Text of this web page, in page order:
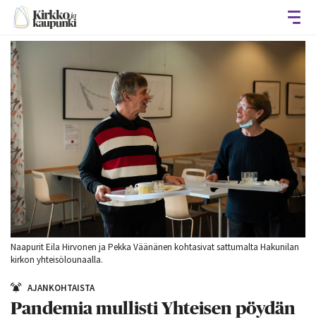
Naapurit Eila Hirvonen ja Pekka Väänänen kohtasivat sattumalta Hakunilan
kirkon yhteisölounaalla.
AJANKOHTAISTA
Pandemia mullisti Yhteisen pöydän